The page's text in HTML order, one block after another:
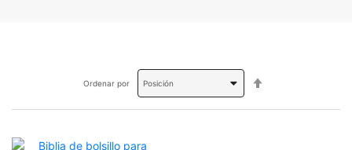
Ordenar por